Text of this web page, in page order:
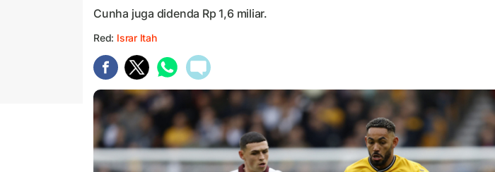
Cunha juga didenda Rp 1,6 miliar.
Red: Israr Itah